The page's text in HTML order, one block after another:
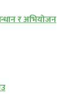
र अभियोजन